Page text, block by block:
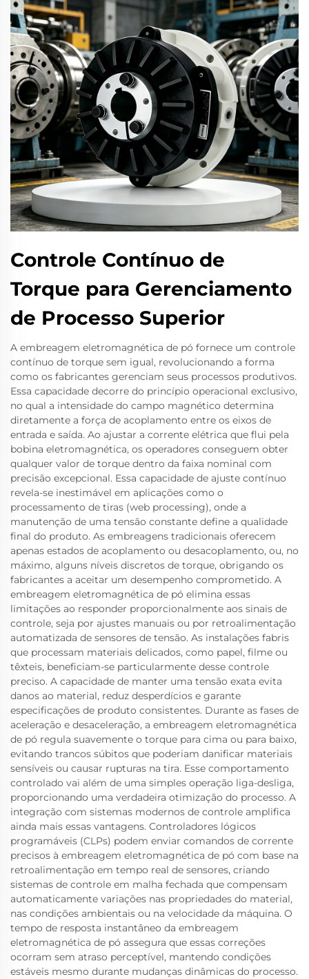
Controle Contínuo de
Torque para Gerenciamento
de Processo Superior
A embreagem eletromagnética de pó fornece um controle
contínuo de torque sem igual, revolucionando a forma
como os fabricantes gerenciam seus processos produtivos.
Essa capacidade decorre do princípio operacional exclusivo,
no qual a intensidade do campo magnético determina
diretamente a força de acoplamento entre os eixos de
entrada e saída. Ao ajustar a corrente elétrica que flui pela
bobina eletromagnética, os operadores conseguem obter
qualquer valor de torque dentro da faixa nominal com
precisão excepcional. Essa capacidade de ajuste contínuo
revela-se inestimável em aplicações como o
processamento de tiras (web processing), onde a
manutenção de uma tensão constante define a qualidade
final do produto. As embreagens tradicionais oferecem
apenas estados de acoplamento ou desacoplamento, ou, no
máximo, alguns níveis discretos de torque, obrigando os
fabricantes a aceitar um desempenho comprometido. A
embreagem eletromagnética de pó elimina essas
limitações ao responder proporcionalmente aos sinais de
controle, seja por ajustes manuais ou por retroalimentação
automatizada de sensores de tensão. As instalações fabris
que processam materiais delicados, como papel, filme ou
têxteis, beneficiam-se particularmente desse controle
preciso. A capacidade de manter uma tensão exata evita
danos ao material, reduz desperdícios e garante
especificações de produto consistentes. Durante as fases de
aceleração e desaceleração, a embreagem eletromagnética
de pó regula suavemente o torque para cima ou para baixo,
evitando trancos súbitos que poderiam danificar materiais
sensíveis ou causar rupturas na tira. Esse comportamento
controlado vai além de uma simples operação liga-desliga,
proporcionando uma verdadeira otimização do processo. A
integração com sistemas modernos de controle amplifica
ainda mais essas vantagens. Controladores lógicos
programáveis (CLPs) podem enviar comandos de corrente
precisos à embreagem eletromagnética de pó com base na
retroalimentação em tempo real de sensores, criando
sistemas de controle em malha fechada que compensam
automaticamente variações nas propriedades do material,
nas condições ambientais ou na velocidade da máquina. O
tempo de resposta instantâneo da embreagem
eletromagnética de pó assegura que essas correções
ocorram sem atraso perceptível, mantendo condições
estáveis mesmo durante mudanças dinâmicas do processo.